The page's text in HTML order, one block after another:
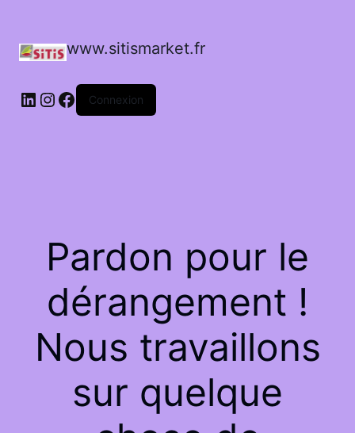
www.sitismarket.fr
LinkedIn
Instagram
Facebook
Connexion
Pardon pour le
dérangement !
Nous travaillons
sur quelque